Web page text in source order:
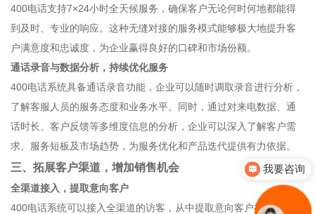
400电话支持7×24小时全天候服务，确保客户无论何时何地都能得
到及时、专业的响应。这种无缝对接的服务模式能够极大地提升客
户满意度和忠诚度，为企业赢得良好的口碑和市场份额。
通话录音与数据分析，持续优化服务
400电话系统具备通话录音功能，企业可以随时调取录音进行分析，
了解客服人员的服务态度和业务水平。同时，通过对来电数据、通
话时长、客户反馈等多维度信息的分析，企业可以深入了解客户需
求、服务短板及市场趋势，为服务优化和产品迭代提供有力依据。
三、拓展客户渠道，增加销售机会
全渠道接入，提取意向客户
400电话系统可以接入全渠道的访客，从中提取意向客户持续跟进沟
我要咨询